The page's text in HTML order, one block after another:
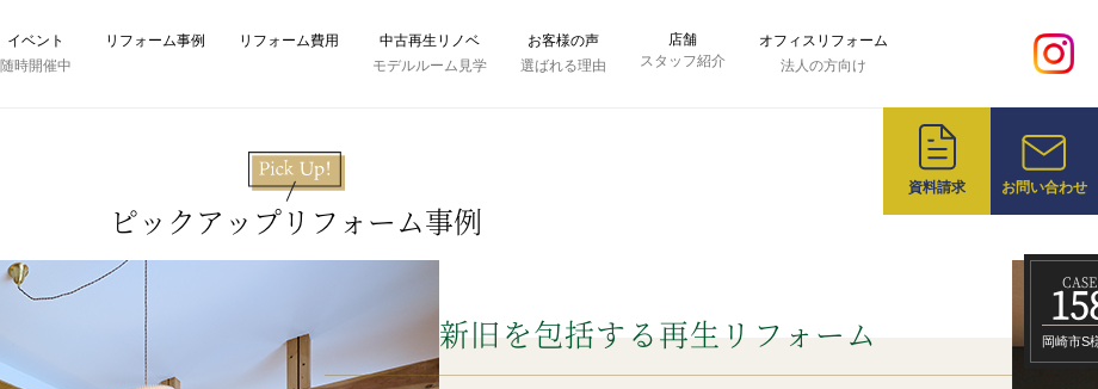
イベント
随時開催中
リフォーム事例 リフォーム費用
中古再生リノベ
モデルルーム見学
お客様の声
選ばれる理由
店舗
スタッフ紹介
オフィスリフォーム
法人の方向け
資料請求 お問い合わせ
ピックアップリフォーム事例
新旧を包括する再生リフォーム
CASE
岡崎市S